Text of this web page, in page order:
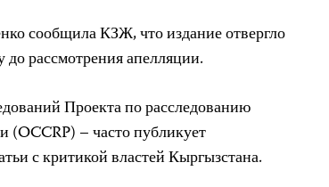
сообщила КЗЖ, что издание отвергло
рассмотрения апелляции.
Проекта по расследованию
(OCCRP) – часто публикует
с критикой властей Кыргызстана.